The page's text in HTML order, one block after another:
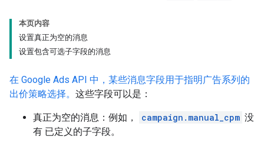
本页内容
设置真正为空的消息
设置包含可选子字段的消息
在 Google Ads API 中，某些消息字段用于指明广告系列的
出价策略选择。 这些字段可以是：
真正为空的消息：例如， campaign.manual_cpm 没
有 已定义的子字段。